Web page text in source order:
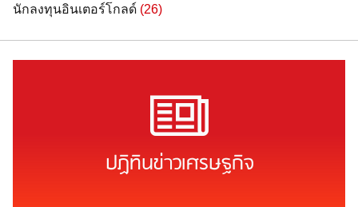
นักลงทุนอินเตอร์โกลด์ (26)
ปฏิทินข่าวเศรษฐกิจ